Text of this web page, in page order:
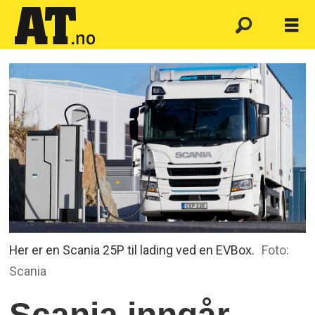
Her er en Scania 25P til lading ved en EVBox. Foto:
Scania